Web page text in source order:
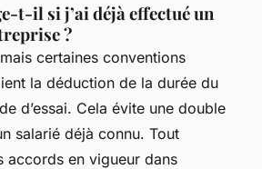
t-il si j’ai déjà effectué un
?
certaines conventions
la déduction de la durée du
d’essai. Cela évite une double
salarié déjà connu. Tout
accords en vigueur dans